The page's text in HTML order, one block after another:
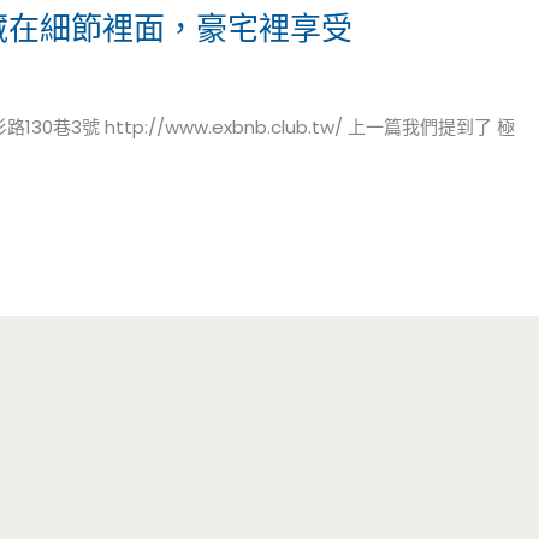
細節裡面，豪宅裡享受
路130巷3號 http://www.exbnb.club.tw/ 上一篇我們提到了 極